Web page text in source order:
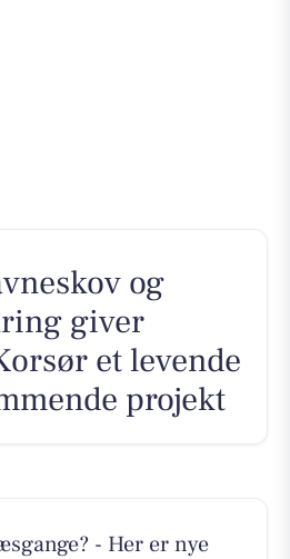
og
giver
et levende
projekt
- Her er nye